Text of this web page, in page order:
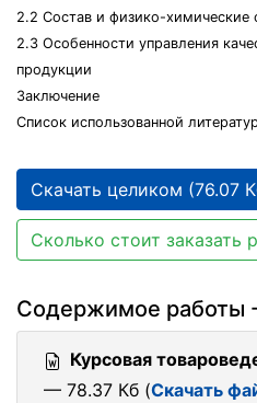
2.2 Состав и физико-химические
2.3 Особенности управления
продукции
Заключение
Список использованной
Скачать целиком (76.07
Сколько стоит заказать
Содержимое работы
Курсовая
— 78.37 Кб (Скачать